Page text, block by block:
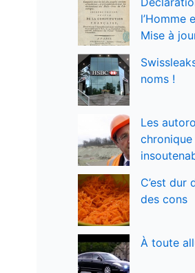
l’Homme
Mise à
noms !
Les
chronique
C’est dur
des cons
À toute